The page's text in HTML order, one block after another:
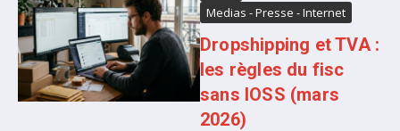
Medias - Presse - Internet
Dropshipping et TVA :
les règles du fisc
sans IOSS (mars
2026)